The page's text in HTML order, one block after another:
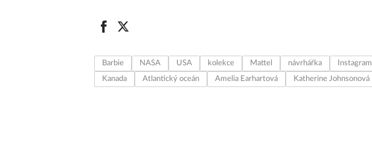
Barbie NASA USA kolekce Mattel návrhářka Instagram
Kanada
Atlantický oceán Amelia Earhartová Katherine Johnsonová